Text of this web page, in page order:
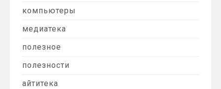
компьютеры
медиатека
полезное
полезности
айтитека